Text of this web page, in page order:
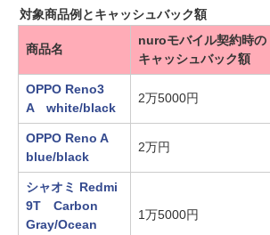
対象商品例とキャッシュバック額
商品名
nuroモバイル契約時の
キャッシュバック額
OPPO Reno3
A white/black
2万5000円
OPPO Reno A
blue/black
2万円
シャオミ Redmi
9T Carbon
Gray/Ocean
1万5000円